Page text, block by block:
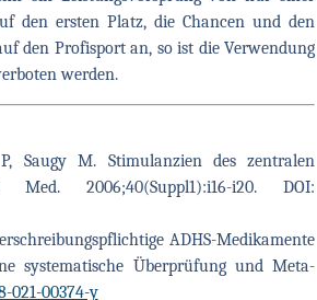
den ersten Platz, die Chancen und den
den Profisport an, so ist die Verwendung
werden.
Saugy M. Stimulanzien des zentralen
2006;40(Suppl1):i16-i20. DOI:
ADHS-Medikamente
systematische Überprüfung und Meta-
021-00374-y